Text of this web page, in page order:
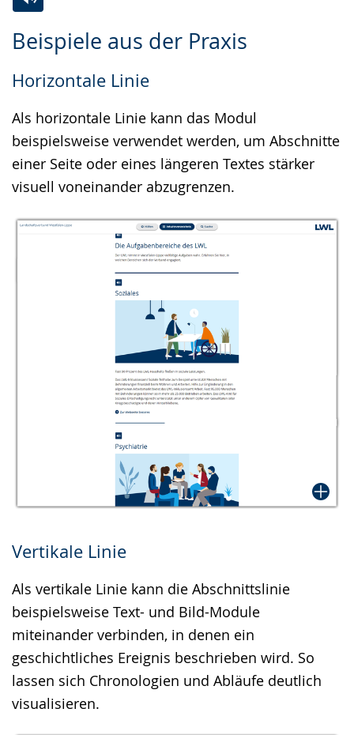
Beispiele aus der Praxis
Horizontale Linie
Als horizontale Linie kann das Modul
beispielsweise verwendet werden, um Abschnitte
einer Seite oder eines längeren Textes stärker
visuell voneinander abzugrenzen.
Vertikale Linie
Als vertikale Linie kann die Abschnittslinie
beispielsweise Text- und Bild-Module
miteinander verbinden, in denen ein
geschichtliches Ereignis beschrieben wird. So
lassen sich Chronologien und Abläufe deutlich
visualisieren.
Leichten
wechseln.
Audio-
Video
Deutscher
Gebärdensprache
wird
angezeigt.